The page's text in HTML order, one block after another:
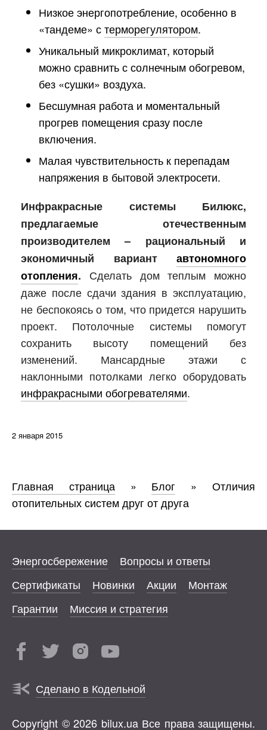
Низкое энергопотребление, особенно в
«тандеме» стерморегулятором.
Уникальный микроклимат, который
можно сравнить с солнечным обогревом,
без «сушки» воздуха.
Бесшумная работа и моментальный
прогрев помещения сразу после
включения.
Малая чувствительность к перепадам
напряжения в бытовой электросети.
Инфракрасные системы Билюкс,
предлагаемые отечественным
производителем – рациональный и
экономичный вариант автономного
отопления. Сделать дом теплым можно
даже после сдачи здания в эксплуатацию,
не беспокоясь о том, что придется нарушить
проект. Потолочные системы помогут
сохранить высоту помещений без
изменений. Мансардные этажи с
наклонными потолками легко оборудовать
инфракрасными обогревателями.
2 января 2015
Главная страница» Блог »Отличия
отопительных систем друг от друга
Энергосбережение
Вопросы и ответы
Сертификаты
Новинки Акции
Монтаж
Гарантии
Миссия и стратегия
Сделано в Кодельной
Copyright © 2026 bilux.ua Все права защищены.